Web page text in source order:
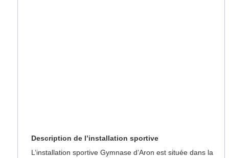
Description de l’installation sportive
L’installation sportive Gymnase d’Aron est située dans la